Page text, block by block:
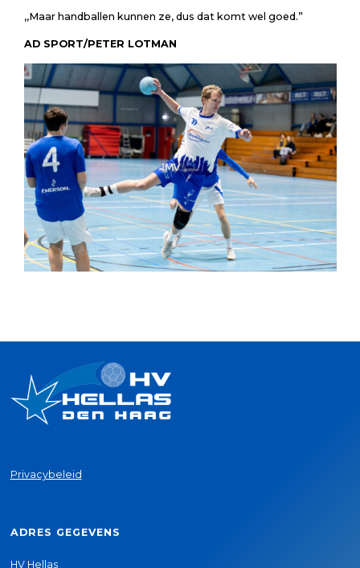
,,Maar handballen kunnen ze, dus dat komt wel goed.”
AD SPORT/PETER LOTMAN
Privacybeleid
ADRES GEGEVENS
HV Hellas